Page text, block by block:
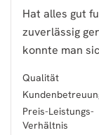
Hat alles gut
zuverlässig
konnte man
Qualität
Preis-Leistungs-
Verhältnis